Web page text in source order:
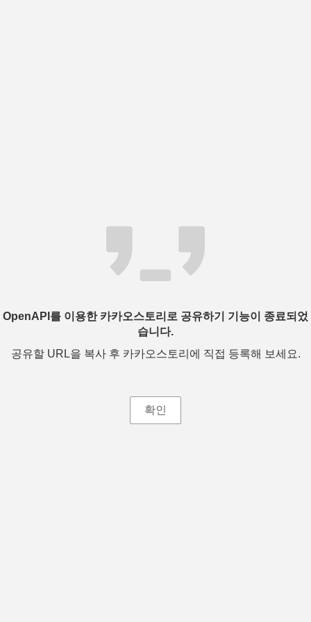
OpenAPI를 이용한 카카오스토리로 공유하기 기능이 종료되었
습니다.
공유할 URL을 복사 후 카카오스토리에 직접 등록해 보세요.
확인